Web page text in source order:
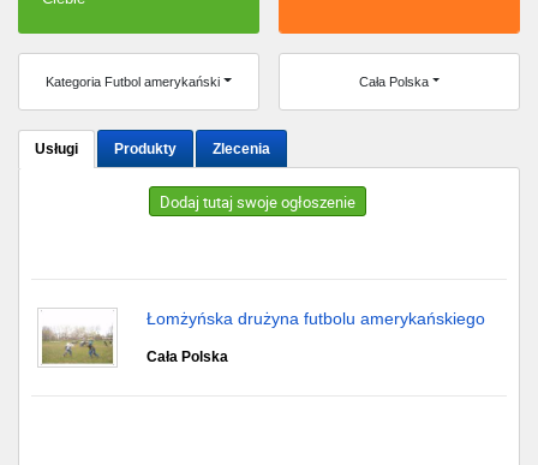
Kategoria Futbol amerykański Cała Polska
Usługi Produkty Zlecenia
Dodaj tutaj swoje ogłoszenie
Łomżyńska drużyna futbolu amerykańskiego
Cała Polska
Poznań
Łódź
Katowice
Chorzów